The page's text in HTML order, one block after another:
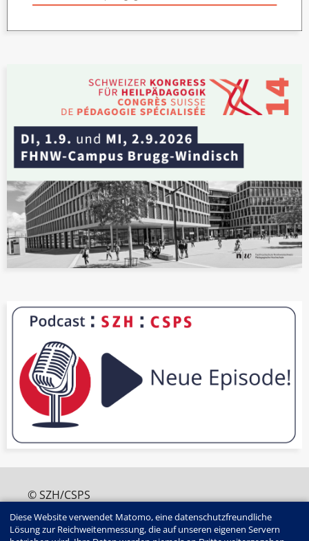
© SZH/CSPS
edition@szh.ch
ISSN : 2813-4907
Diese Website verwendet Matomo, eine datenschutzfreundliche
Lösung zur Reichweitenmessung, die auf unseren eigenen Servern